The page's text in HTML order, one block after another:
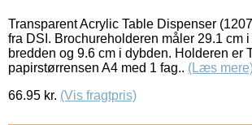
Transparent Acrylic Table Dispenser
fra DSI. Brochureholderen måler 29.1 cm
bredden og 9.6 cm i dybden. Holderen er
papirstørrensen A4 med 1 fag.. (Læs
66.95 kr. (Vis fragtpris)